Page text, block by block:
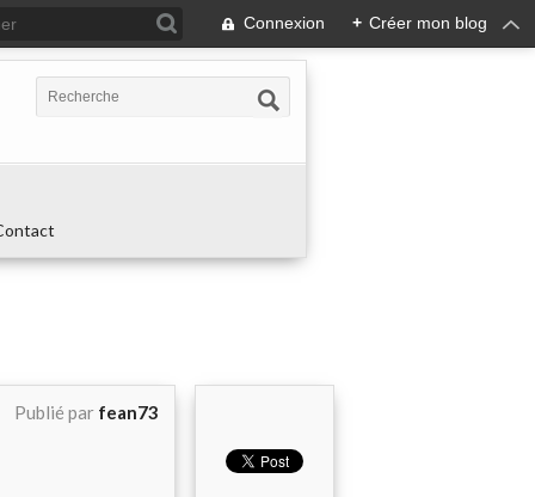
Connexion + Créer mon blog
Publié par fean73